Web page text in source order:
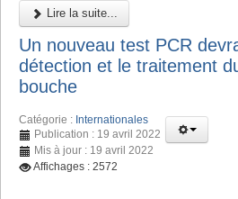
Lire la suite...
Un nouveau test PCR
détection et le traitement
bouche
Catégorie : Internationales
Publication : 19 avril 2022
Mis à jour : 19 avril 2022
Affichages : 2572